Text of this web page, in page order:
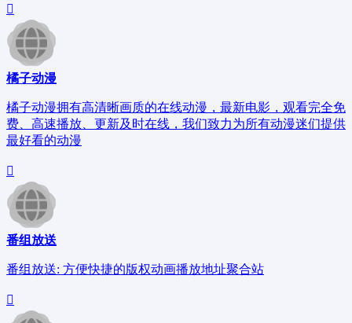
橘子动漫
橘子动漫拥有高清晰画质的在线动漫，最新电影，观看完全免
费、高速播放、更新及时在线，我们致力为所有动漫迷们提供
最好看的动漫
番组放送
番组放送: 方便快捷的版权动画播放地址聚合站